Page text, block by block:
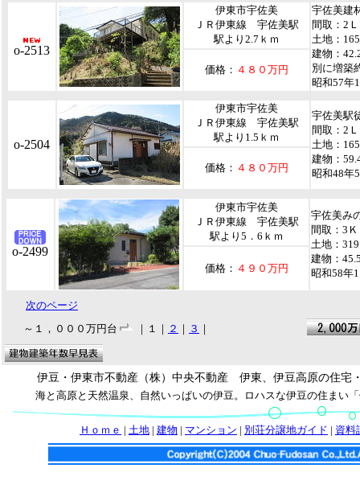
o-2513
伊東市宇佐美
ＪＲ伊東線 宇佐美駅
駅より2.7ｋｍ
宇佐美建
間取：2
土地：
建物：
別に増築
昭和57年
価格： ４８０万円
o-2504
伊東市宇佐美
ＪＲ伊東線 宇佐美駅
駅より1.5ｋｍ
宇佐美駅
間取：2
土地：
建物：
昭和48年
価格： ４８０万円
o-2499
伊東市宇佐美
ＪＲ伊東線 宇佐美駅
駅より5．6ｋｍ
宇佐美み
間取：3Ｋ
土地：
建物：
昭和58年
価格： ４９０万円
次のページ
～１，０００万円台
｜１｜ ２ ｜ ３ ｜
伊豆・伊東市不動産（株）中央不動産 伊東、伊豆高原の住宅
海と高原と天然温泉、自然いっぱいの伊豆。ロハスな伊豆の住まい
Ｈｏｍｅ | 土地 | 建物 | マンション | 別荘分譲地ガイド | 資料